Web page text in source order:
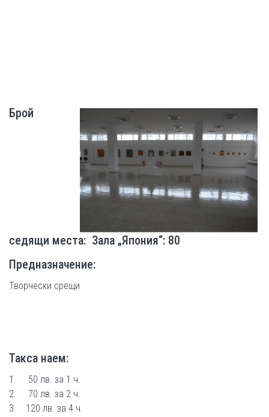
Брой
седящи места: Зала „Япония“: 80
Предназначение:
Творчески срещи
Такса наем:
1. 50 лв. за 1 ч.
2. 70 лв. за 2 ч.
3. 120 лв. за 4 ч.